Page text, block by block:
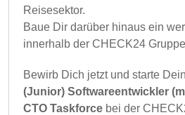
Reisesektor.
Baue Dir darüber hinaus ein
innerhalb der CHECK24
Bewirb Dich jetzt und starte
(Junior) Softwareentwickler
CTO Taskforce bei der